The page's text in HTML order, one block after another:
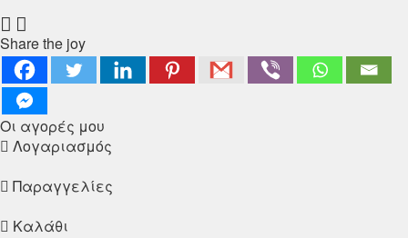
Share the joy
Οι αγορές μου
Λογαριασμός
Παραγγελίες
Καλάθι